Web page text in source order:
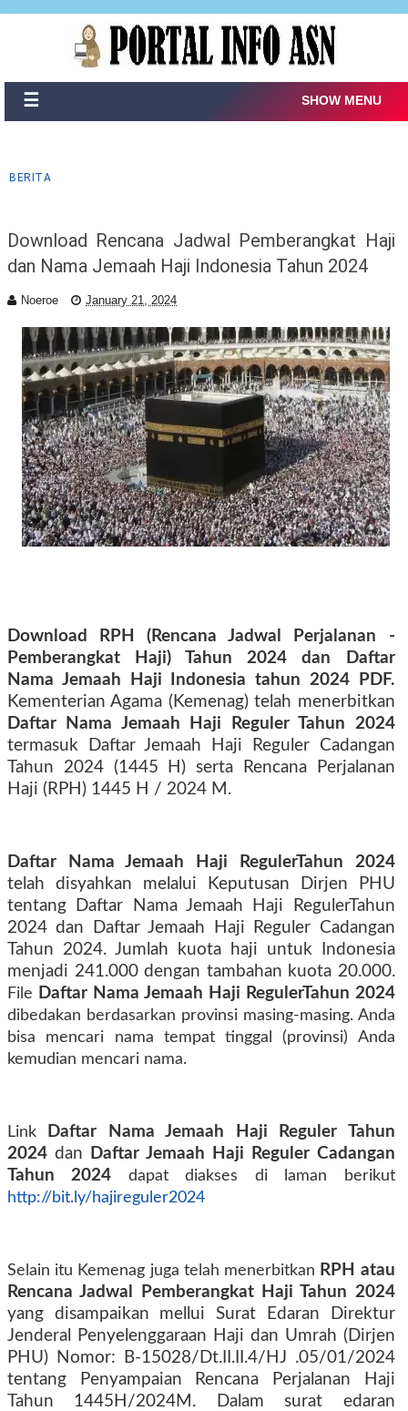
☰ SHOW MENU
BERITA
Download Rencana Jadwal Pemberangkat Haji
dan Nama Jemaah Haji Indonesia Tahun 2024
Noeroe January 21, 2024
Download RPH (Rencana Jadwal Perjalanan -
Pemberangkat Haji) Tahun 2024 dan Daftar
Nama Jemaah Haji Indonesia tahun 2024 PDF.
Kementerian Agama (Kemenag) telah menerbitkan
Daftar Nama Jemaah Haji Reguler Tahun 2024
termasuk Daftar Jemaah Haji Reguler Cadangan
Tahun 2024 (1445 H) serta Rencana Perjalanan
Haji (RPH) 1445 H / 2024 M.
Daftar Nama Jemaah Haji RegulerTahun 2024
telah disyahkan melalui Keputusan Dirjen PHU
tentang Daftar Nama Jemaah Haji RegulerTahun
2024 dan Daftar Jemaah Haji Reguler Cadangan
Tahun 2024. Jumlah kuota haji untuk Indonesia
menjadi 241.000 dengan tambahan kuota 20.000.
File Daftar Nama Jemaah Haji RegulerTahun 2024
dibedakan berdasarkan provinsi masing-masing. Anda
bisa mencari nama tempat tinggal (provinsi) Anda
kemudian mencari nama.
Link
Daftar Nama Jemaah Haji Reguler Tahun
2024 dan
Daftar Jemaah Haji Reguler Cadangan
Tahun 2024
dapat diakses di laman berikut
http://bit.ly/hajireguler2024
Selain itu Kemenag juga telah menerbitkan RPH atau
Rencana Jadwal Pemberangkat Haji Tahun 2024
yang disampaikan mellui Surat Edaran Direktur
Jenderal Penyelenggaraan Haji dan Umrah (Dirjen
PHU) Nomor: B-15028/Dt.II.II.4/HJ .05/01/2024
tentang Penyampaian Rencana Perjalanan Haji
Tahun 1445H/2024M. Dalam surat edaran